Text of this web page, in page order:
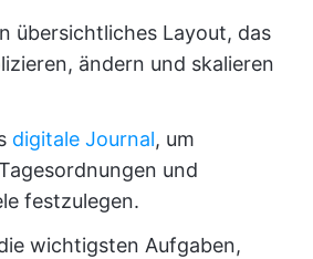
übersichtliches Layout, das
ändern und skalieren
digitale Journal, um
und
festzulegen.
wichtigsten Aufgaben,